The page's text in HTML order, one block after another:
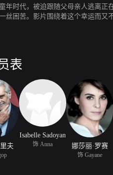
年时代，被迫跟随父母亲人逃离正
丝困苦。影片围绕着这个幸运而
表
夫
Isabelle Sadoyan
饰 Anna 娜莎丽·罗赛
饰 Gayane